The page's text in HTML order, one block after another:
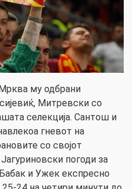
му одбрани
Митревски со
селекција. Сантош и
гневот на
со својот
погоди за
и Ужек експресно